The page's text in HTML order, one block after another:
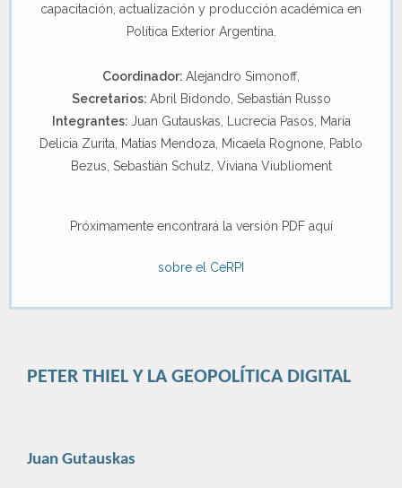
capacitación, actualización y producción académica en
Política Exterior Argentina.
Coordinador: Alejandro Simonoff,
Secretarios: Abril Bidondo, Sebastián Russo
Integrantes: Juan Gutauskas, Lucrecia Pasos, María
Delicia Zurita, Matías Mendoza, Micaela Rognone, Pablo
Bezus, Sebastián Schulz, Viviana Viublioment
Próximamente encontrará la versión PDF aquí
sobre el CeRPI
PETER THIEL Y LA GEOPOLÍTICA DIGITAL
Juan Gutauskas